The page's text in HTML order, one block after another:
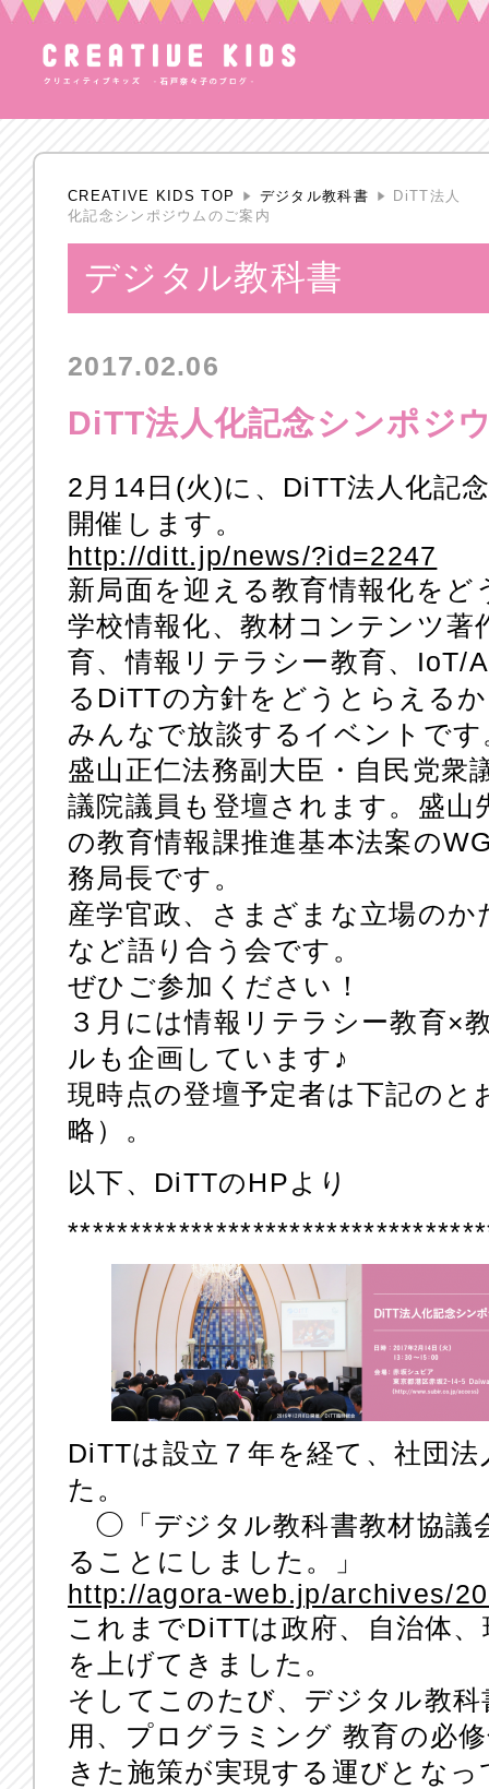
CREATIVE KIDS TOP デジタル教科書
DiTT法人
化記念シンポジウムのご案内
デジタル教科書
2017.02.06
DiTT法人化記念シンポジ
2月14日(火)に、DiTT法人化記
開催します。
http://ditt.jp/news/?id=2247
新局面を迎える教育情報化をど
学校情報化、教材コンテンツ
育、情報リテラシー教育、IoT/
るDiTTの方針をどうとらえる
みんなで放談するイベントです
盛山正仁法務副大臣・自民党衆
議院議員も登壇されます。盛山
の教育情報課推進基本法案の
務局長です。
産学官政、さまざまな立場の
など語り合う会です。
ぜひご参加ください！
３月には情報リテラシー教育×
ルも企画しています♪
現時点の登壇予定者は下記のと
略）。
以下、DiTTのHPより
DiTTは設立７年を経て、社団
た。
◯「デジタル教科書教材協議
ることにしました。」
http://agora-web.jp/archives/
これまでDiTTは政府、自治体
を上げてきました。
そしてこのたび、デジタル教
用、プログラミング 教育の必
きた施策が実現する運びとな